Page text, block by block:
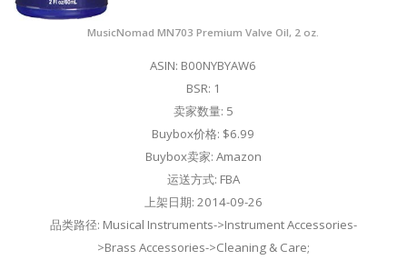
MusicNomad MN703 Premium Valve Oil, 2 oz.
ASIN: B00NYBYAW6
BSR: 1
卖家数量: 5
Buybox价格: $6.99
Buybox卖家: Amazon
运送方式: FBA
上架日期: 2014-09-26
品类路径: Musical Instruments->Instrument Accessories-
>Brass Accessories->Cleaning & Care;